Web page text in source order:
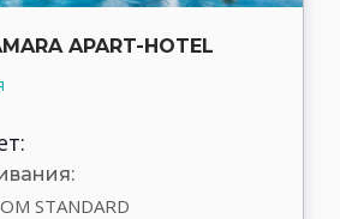
APART-HOTEL
STANDARD